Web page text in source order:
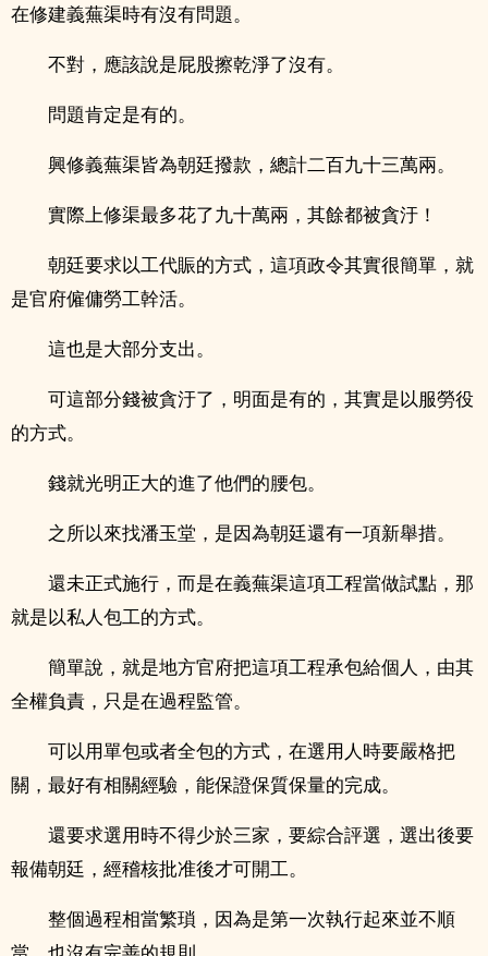
在修建義蕪渠時有沒有問題。
不對，應該說是屁股擦乾淨了沒有。
問題肯定是有的。
興修義蕪渠皆為朝廷撥款，總計二百九十三萬兩。
實際上修渠最多花了九十萬兩，其餘都被貪汙！
朝廷要求以工代賑的方式，這項政令其實很簡單，就
是官府僱傭勞工幹活。
這也是大部分支出。
可這部分錢被貪汙了，明面是有的，其實是以服勞役
的方式。
錢就光明正大的進了他們的腰包。
之所以來找潘玉堂，是因為朝廷還有一項新舉措。
還未正式施行，而是在義蕪渠這項工程當做試點，那
就是以私人包工的方式。
簡單說，就是地方官府把這項工程承包給個人，由其
全權負責，只是在過程監管。
可以用單包或者全包的方式，在選用人時要嚴格把
關，最好有相關經驗，能保證保質保量的完成。
還要求選用時不得少於三家，要綜合評選，選出後要
報備朝廷，經稽核批准後才可開工。
整個過程相當繁瑣，因為是第一次執行起來並不順